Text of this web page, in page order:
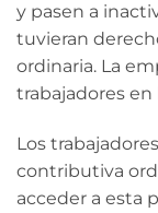
y pasen a
tuvieran
ordinaria. La
trabajadores en
Los
contributiva
acceder a esta